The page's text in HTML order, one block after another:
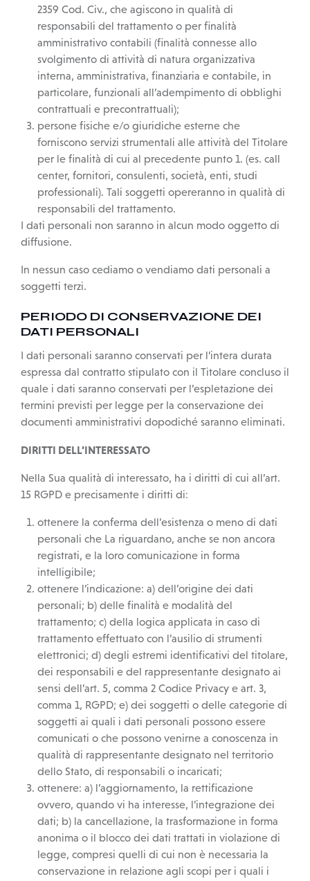
2359 Cod. Civ., che agiscono in qualità di
responsabili del trattamento o per finalità
amministrativo contabili (finalità connesse allo
svolgimento di attività di natura organizzativa
interna, amministrativa, finanziaria e contabile, in
particolare, funzionali all’adempimento di obblighi
contrattuali e precontrattuali);
persone fisiche e/o giuridiche esterne che
forniscono servizi strumentali alle attività del Titolare
per le finalità di cui al precedente punto 1. (es. call
center, fornitori, consulenti, società, enti, studi
professionali). Tali soggetti opereranno in qualità di
responsabili del trattamento.
I dati personali non saranno in alcun modo oggetto di
diffusione.
In nessun caso cediamo o vendiamo dati personali a
soggetti terzi.
PERIODO DI CONSERVAZIONE DEI
DATI PERSONALI
I dati personali saranno conservati per l’intera durata
espressa dal contratto stipulato con il Titolare concluso il
quale i dati saranno conservati per l’espletazione dei
termini previsti per legge per la conservazione dei
documenti amministrativi dopodiché saranno eliminati.
DIRITTI DELL’INTERESSATO
Nella Sua qualità di interessato, ha i diritti di cui all’art.
15 RGPD e precisamente i diritti di:
ottenere la conferma dell’esistenza o meno di dati
personali che La riguardano, anche se non ancora
registrati, e la loro comunicazione in forma
intelligibile;
ottenere l’indicazione: a) dell’origine dei dati
personali; b) delle finalità e modalità del
trattamento; c) della logica applicata in caso di
trattamento effettuato con l’ausilio di strumenti
elettronici; d) degli estremi identificativi del titolare,
dei responsabili e del rappresentante designato ai
sensi dell’art. 5, comma 2 Codice Privacy e art. 3,
comma 1, RGPD; e) dei soggetti o delle categorie di
soggetti ai quali i dati personali possono essere
comunicati o che possono venirne a conoscenza in
qualità di rappresentante designato nel territorio
dello Stato, di responsabili o incaricati;
ottenere: a) l’aggiornamento, la rettificazione
ovvero, quando vi ha interesse, l’integrazione dei
dati; b) la cancellazione, la trasformazione in forma
anonima o il blocco dei dati trattati in violazione di
legge, compresi quelli di cui non è necessaria la
conservazione in relazione agli scopi per i quali i